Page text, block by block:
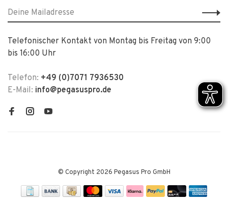
Telefonischer Kontakt von Montag bis Freitag von 9:00
bis 16:00 Uhr
Telefon: +49 (0)7071 7936530
E-Mail: info@pegasuspro.de
© Copyright 2026 Pegasus Pro GmbH